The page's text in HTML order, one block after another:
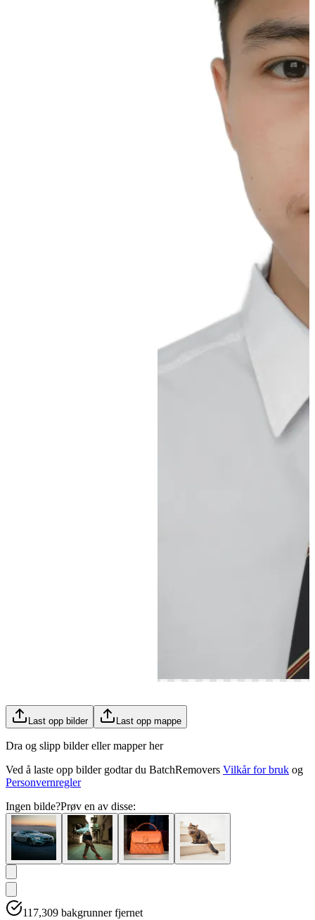
Last opp bilder Last opp mappe
Dra og slipp bilder eller mapper her
Ved å laste opp bilder godtar du BatchRemovers Vilkår for bruk og
Personvernregler
Ingen bilde?Prøv en av disse:
117,309 bakgrunner fjernet